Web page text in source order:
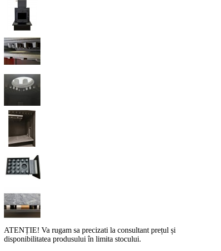
ATENȚIE! Va rugam sa precizati la consultant prețul și
disponibilitatea produsului în limita stocului.